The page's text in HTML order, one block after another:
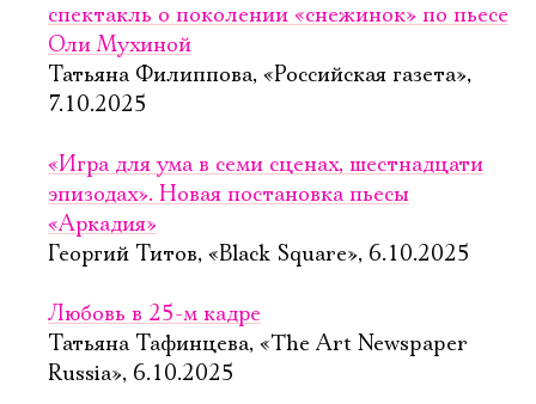
спектакль о поколении «снежинок» по пьесе
Оли Мухиной
Татьяна Филиппова, «Российская газета»,
7.10.2025
«Игра для ума в семи сценах, шестнадцати
эпизодах». Новая постановка пьесы
«Аркадия»
Георгий Титов, «Black Square», 6.10.2025
Любовь в 25-м кадре
Татьяна Тафинцева, «The Art Newspaper
Russia», 6.10.2025